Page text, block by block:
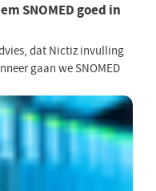
SNOMED goed in
dat Nictiz invulling
gaan we SNOMED